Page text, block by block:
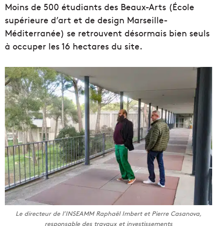
Moins de 500 étudiants des Beaux-Arts (École
supérieure d’art et de design Marseille-
Méditerranée) se retrouvent désormais bien seuls
à occuper les 16 hectares du site.
Le directeur de l’INSEAMM Raphaël Imbert et Pierre Casanova,
responsable des travaux et investissements